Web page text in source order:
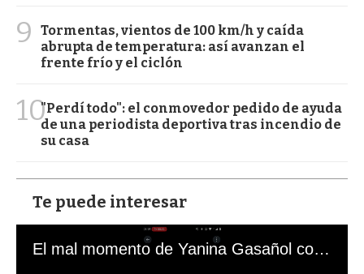
9
Tormentas, vientos de 100 km/h y caída
abrupta de temperatura: así avanzan el
frente frío y el ciclón
10"Perdí todo": el conmovedor pedido de ayuda
de una periodista deportiva tras incendio de
su casa
Te puede interesar
El mal momento de Yanina Gasañol con un hincha argentino en "Subrayado"